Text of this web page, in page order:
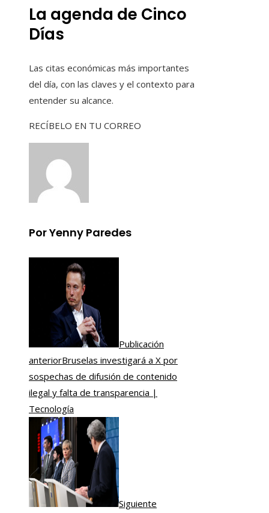
La agenda de Cinco
Días
Las citas económicas más importantes
del día, con las claves y el contexto para
entender su alcance.
RECÍBELO EN TU CORREO
Por Yenny Paredes
Publicación
anteriorBruselas investigará a X por
sospechas de difusión de contenido
ilegal y falta de transparencia |
Tecnología
Siguiente